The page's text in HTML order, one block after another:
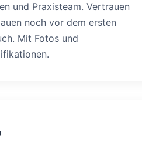
und Praxisteam. Vertrauen
noch vor dem ersten
Mit Fotos und